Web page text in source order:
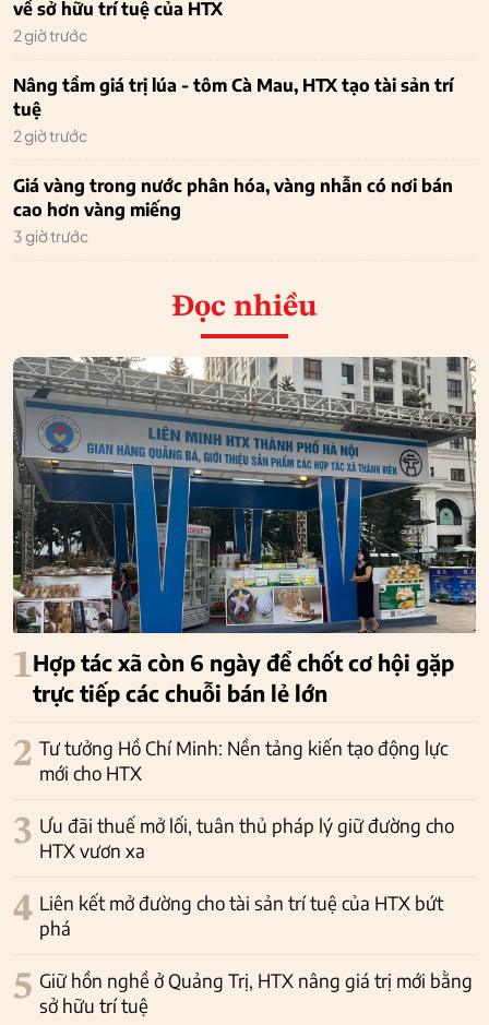
về sở hữu trí tuệ của HTX
2 giờ trước
Nâng tầm giá trị lúa - tôm Cà Mau, HTX tạo tài sản trí
tuệ
2 giờ trước
Giá vàng trong nước phân hóa, vàng nhẫn có nơi bán
cao hơn vàng miếng
3 giờ trước
Đọc nhiều
1Hợp tác xã còn 6 ngày để chốt cơ hội gặp
trực tiếp các chuỗi bán lẻ lớn
2 Tư tưởng Hồ Chí Minh: Nền tảng kiến tạo động lực
mới cho HTX
3 Ưu đãi thuế mở lối, tuân thủ pháp lý giữ đường cho
HTX vươn xa
4 Liên kết mở đường cho tài sản trí tuệ của HTX bứt
phá
5 Giữ hồn nghề ở Quảng Trị, HTX nâng giá trị mới bằng
sở hữu trí tuệ